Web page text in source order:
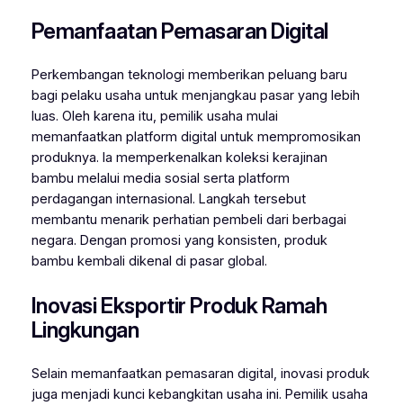
Pemanfaatan Pemasaran Digital
Perkembangan teknologi memberikan peluang baru
bagi pelaku usaha untuk menjangkau pasar yang lebih
luas. Oleh karena itu, pemilik usaha mulai
memanfaatkan platform digital untuk mempromosikan
produknya. Ia memperkenalkan koleksi kerajinan
bambu melalui media sosial serta platform
perdagangan internasional. Langkah tersebut
membantu menarik perhatian pembeli dari berbagai
negara. Dengan promosi yang konsisten, produk
bambu kembali dikenal di pasar global.
Inovasi Eksportir Produk Ramah
Lingkungan
Selain memanfaatkan pemasaran digital, inovasi produk
juga menjadi kunci kebangkitan usaha ini. Pemilik usaha